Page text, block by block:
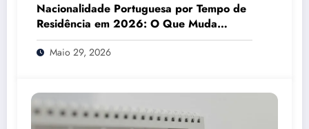
Nacionalidade Portuguesa por Tempo de
Residência em 2026: O Que Muda
Mesmo
Maio 29, 2026